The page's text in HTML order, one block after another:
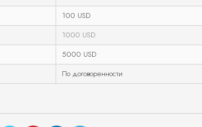
100 USD
1000 USD
5000 USD
По договоренности